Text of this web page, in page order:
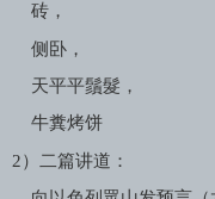
砖，
侧卧，
天平平鬚髮，
牛糞烤饼
2）二篇讲道：